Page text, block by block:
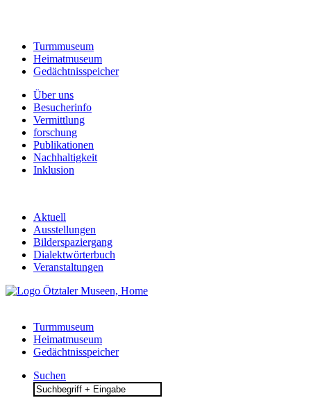
Turmmuseum
Heimatmuseum
Gedächtnisspeicher
Über uns
Besucherinfo
Vermittlung
forschung
Publikationen
Nachhaltigkeit
Inklusion
Aktuell
Ausstellungen
Bilderspaziergang
Dialektwörterbuch
Veranstaltungen
Turmmuseum
Heimatmuseum
Gedächtnisspeicher
Suchen
Search
for: